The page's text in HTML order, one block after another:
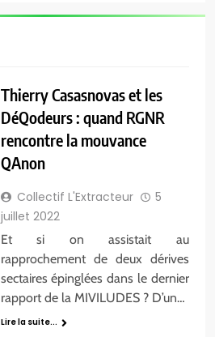
Thierry Casasnovas et les
DéQodeurs : quand RGNR
rencontre la mouvance
QAnon
Collectif L'Extracteur
5
juillet 2022
Et si on assistait au
rapprochement de deux dérives
sectaires épinglées dans le dernier
rapport de la MIVILUDES ? D’un…
Lire la suite...